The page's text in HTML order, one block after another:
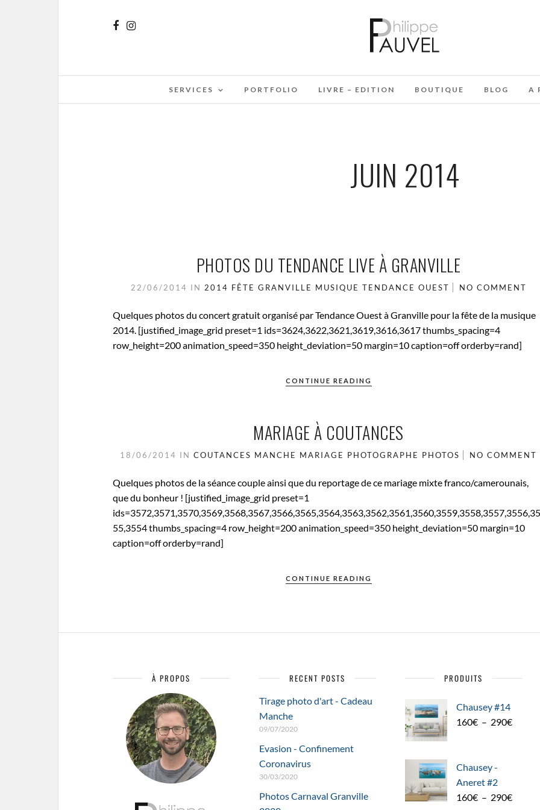
SERVICES PORTFOLIO LIVRE – EDITION BOUTIQUE BLOG A
JUIN 2014
PHOTOS DU TENDANCE LIVE À GRANVILLE
22/06/2014 IN 2014 FÊTE GRANVILLE MUSIQUE TENDANCE OUEST NO COMMENT
Quelques photos du concert gratuit organisé par Tendance Ouest à Granville pour la fête de la musique
2014. [justified_image_grid preset=1 ids=3624,3622,3621,3619,3616,3617 thumbs_spacing=4
row_height=200 animation_speed=350 height_deviation=50 margin=10 caption=off orderby=rand]
CONTINUE READING
MARIAGE À COUTANCES
18/06/2014 INCOUTANCES MANCHE MARIAGE PHOTOGRAPHE PHOTOS NO COMMENT
Quelques photos de la séance couple ainsi que du reportage de ce mariage mixte franco/camerounais,
que du bonheur ! [justified_image_grid preset=1
ids=3572,3571,3570,3569,3568,3567,3566,3565,3564,3563,3562,3561,3560,3559,3558,3557,3556,35
55,3554 thumbs_spacing=4 row_height=200 animation_speed=350 height_deviation=50 margin=10
caption=off orderby=rand]
CONTINUE READING
À PROPOS RECENT POSTS
Tirage photo d'art - Cadeau
Manche
09/07/2020
Evasion - Confinement
Coronavirus
30/03/2020
Photos Carnaval Granville
PRODUITS
Chausey #14
160€ – 290€Plage
290€
Chausey -
Aneret #2
160€ – 290€Plage